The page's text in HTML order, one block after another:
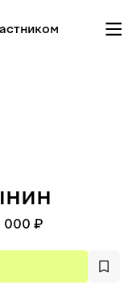
000 ₽